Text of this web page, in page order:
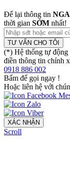
Để lại thông tin
thời gian SỚM nhất!
TƯ VẤN CHO TÔI
(*) Hệ thống tự động
điền thông tin chính
0918 886 002
Bấm để gọi ngay !
Hoặc liên hệ với
XÁC NHẬN
Scroll